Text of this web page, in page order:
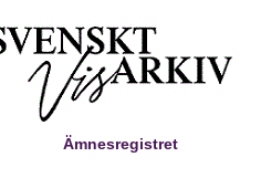
Ämnesregistret